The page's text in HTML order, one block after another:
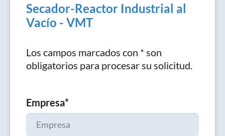
Secador-Reactor Industrial al
Vacío - VMT
Los campos marcados con * son
obligatorios para procesar su solicitud.
Empresa*